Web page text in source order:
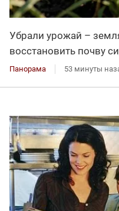
Убрали урожай –
восстановить почву
Панорама 53 минуты